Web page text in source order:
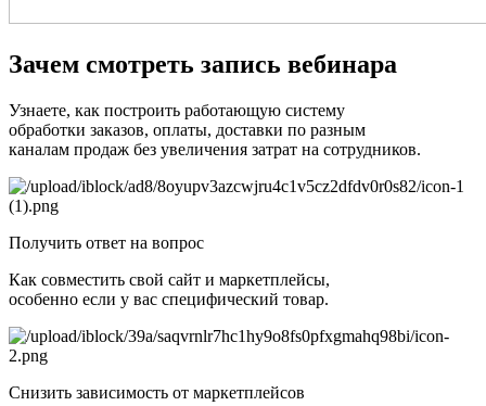
Зачем смотреть запись вебинара
Узнаете, как построить работающую систему
обработки заказов, оплаты, доставки по разным
каналам продаж без увеличения затрат на сотрудников.
Получить ответ на вопрос
Как совместить свой сайт и маркетплейсы,
особенно если у вас специфический товар.
Снизить зависимость от маркетплейсов